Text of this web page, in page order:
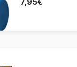
7,95€